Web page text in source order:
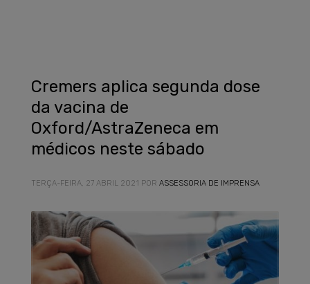
Cremers aplica segunda dose
da vacina de
Oxford/AstraZeneca em
médicos neste sábado
TERÇA-FEIRA, 27 ABRIL 2021 POR ASSESSORIA DE IMPRENSA